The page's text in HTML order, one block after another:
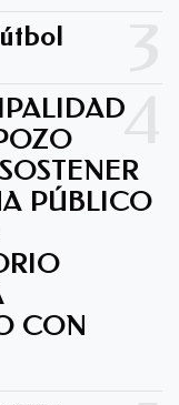
4
PÚBLICO
CON